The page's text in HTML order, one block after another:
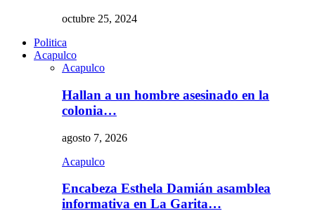
octubre 25, 2024
Politica
Acapulco
Acapulco
Hallan a un hombre asesinado en la
colonia…
agosto 7, 2026
Acapulco
Encabeza Esthela Damián asamblea
informativa en La Garita…